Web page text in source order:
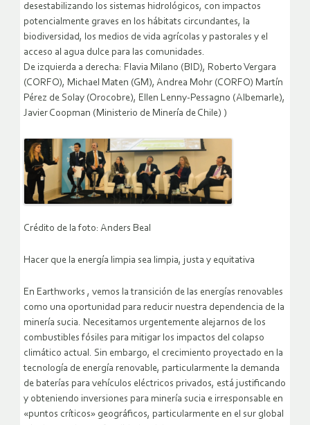
desestabilizando los sistemas hidrológicos, con impactos
potencialmente graves en los hábitats circundantes, la
biodiversidad, los medios de vida agrícolas y pastorales y el
acceso al agua dulce para las comunidades.
De izquierda a derecha: Flavia Milano (BID), Roberto Vergara
(CORFO), Michael Maten (GM), Andrea Mohr (CORFO) Martín
Pérez de Solay (Orocobre), Ellen Lenny-Pessagno (Albemarle),
Javier Coopman (Ministerio de Minería de Chile) )
Crédito de la foto: Anders Beal
Hacer que la energía limpia sea limpia, justa y equitativa
En Earthworks , vemos la transición de las energías renovables
como una oportunidad para reducir nuestra dependencia de la
minería sucia. Necesitamos urgentemente alejarnos de los
combustibles fósiles para mitigar los impactos del colapso
climático actual. Sin embargo, el crecimiento proyectado en la
tecnología de energía renovable, particularmente la demanda
de baterías para vehículos eléctricos privados, está justificando
y obteniendo inversiones para minería sucia e irresponsable en
«puntos críticos» geográficos, particularmente en el sur global